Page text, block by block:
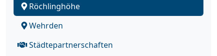
Röchlinghöhe
Wehrden
Städtepartnerschaften